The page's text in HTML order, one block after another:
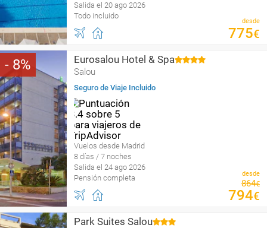
Salida el 20 ago 2026
Todo incluido
desde
775€
8 Eurosalou Hotel & Spa
Salou
Seguro de Viaje Incluido
Vuelos desde Madrid
8 días / 7 noches
Salida el 24 ago 2026
Pensión completa
desde
864€
794€
Park Suites Salou